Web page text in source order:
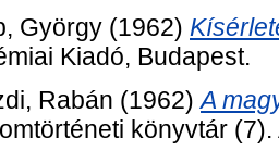
György (1962)
Kiadó, Budapest.
Rabán (1962)A
könyvtár